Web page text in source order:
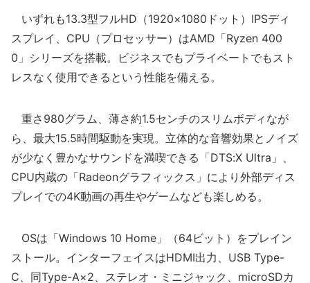
いずれも13.3型フルHD（1920×1080ドット）IPSディ
スプレイ、CPU（プロセッサー）はAMD「Ryzen 400
0」シリーズを搭載。ビジネスでもプライベートでもスト
レスなく使用できるという性能を備える。
重さ980グラム、薄さ約1.5センチのスリムボディなが
ら、最大15.5時間駆動を実現。立体的な音響効果とノイズ
が少なく豊かなサウンドを満喫できる「DTS:X Ultra」、
CPU内蔵の「Radeonグラフィックス」により外部ディス
プレイでの4K動画の再生やゲームなども楽しめる。
OSは「Windows 10 Home」（64ビット）をプレイン
ストール。インターフェイスはHDMI出力、USB Type-
C、同Type-A×2、ステレオ・ミニジャック、microSDカ